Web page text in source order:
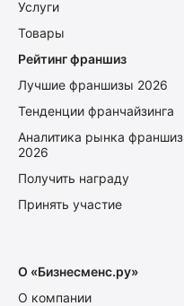
Услуги
Товары
Рейтинг франшиз
Лучшие франшизы 2026
Тенденции франчайзинга
Аналитика рынка франшиз
2026
Получить награду
Принять участие
О «Бизнесменс.ру»
О компании